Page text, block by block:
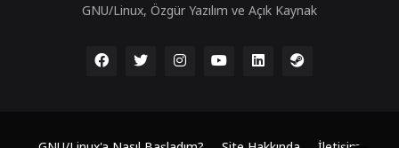
GNU/Linux, Özgür Yazılım ve Açık Kaynak